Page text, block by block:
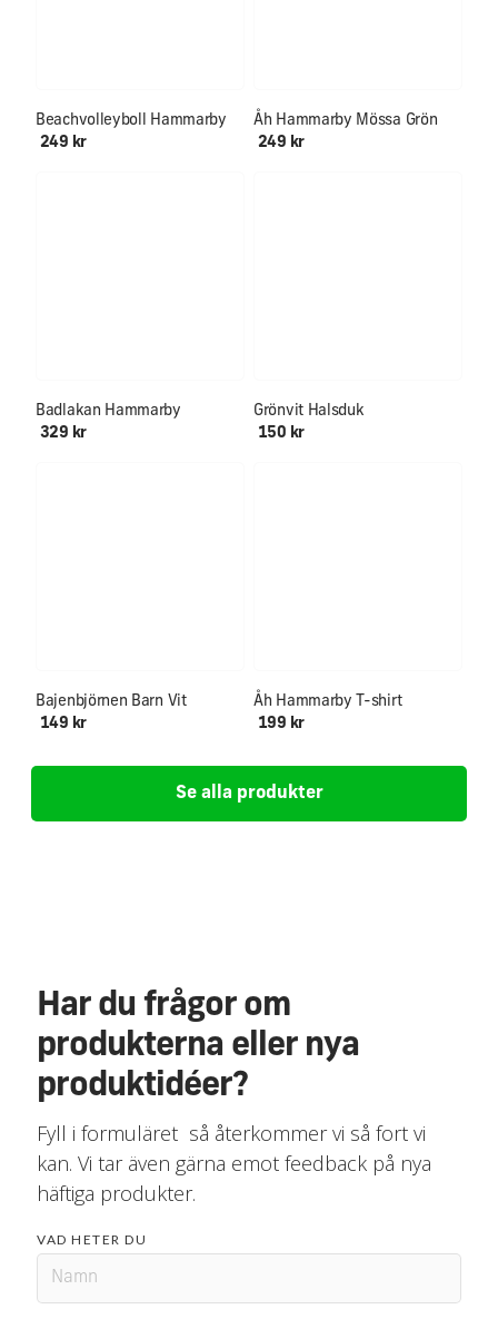
Beachvolleyboll Hammarby
249 kr
Åh Hammarby Mössa Grön
249 kr
Badlakan Hammarby
329 kr
Grönvit Halsduk
150 kr
Bajenbjörnen Barn Vit
149 kr
Åh Hammarby T-shirt
199 kr
Se alla produkter
Har du frågor om
produkterna eller nya
produktidéer?
Fyll i formuläret så återkommer vi så fort vi
kan. Vi tar även gärna emot feedback på nya
häftiga produkter.
VAD HETER DU